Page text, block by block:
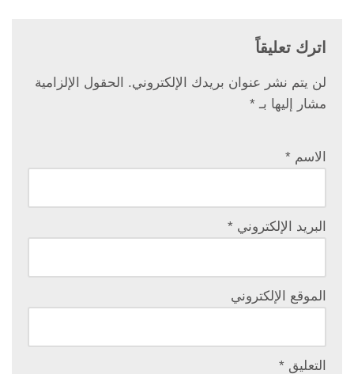
اترك تعليقاً
لن يتم نشر عنوان بريدك الإلكتروني.
الحقول الإلزامية
مشار إليها بـ *
الاسم *
البريد الإلكتروني *
الموقع الإلكتروني
التعليق *